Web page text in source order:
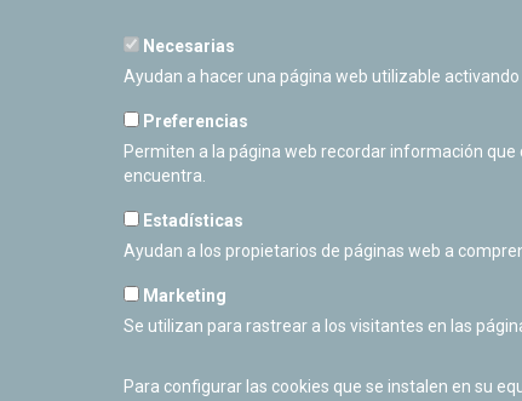
PLANETARIO DE PAMPLONA
Calle Sancho RamÃ­rez, s/n
Cerrado Temporalmente
Necesarias
Ayudan a hacer una página web utilizable
Preferencias
Permiten a la página web recordar información
encuentra.
Estadísticas
Ayudan a los propietarios de páginas web a
Marketing
Se utilizan para rastrear a los visitantes en las
Para configurar las cookies que se instalen en su